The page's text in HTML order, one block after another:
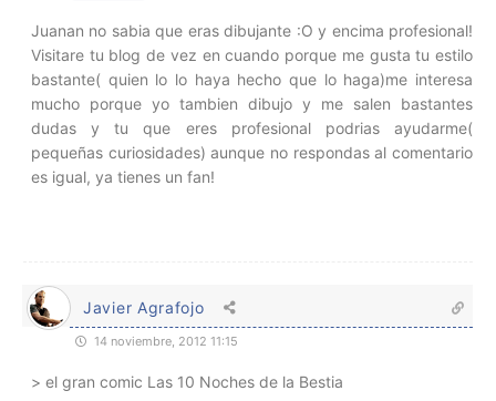
Juanan no sabia que eras dibujante :O y encima profesional!
Visitare tu blog de vez en cuando porque me gusta tu estilo
bastante( quien lo lo haya hecho que lo haga)me interesa
mucho porque yo tambien dibujo y me salen bastantes
dudas y tu que eres profesional podrias ayudarme(
pequeñas curiosidades) aunque no respondas al comentario
es igual, ya tienes un fan!
Javier Agrafojo
14 noviembre, 2012 11:15
> el gran comic Las 10 Noches de la Bestia